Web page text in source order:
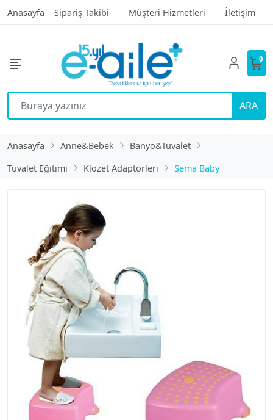
Anasayfa Sipariş Takibi Müşteri Hizmetleri İletişim
ARA
0
Anasayfa Anne&Bebek
Banyo&Tuvalet
Tuvalet Eğitimi
Klozet Adaptörleri Sema Baby